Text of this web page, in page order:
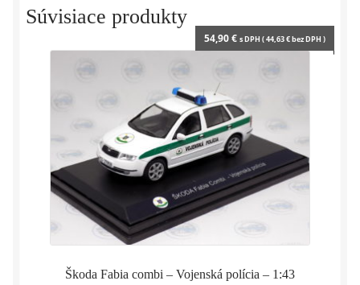
Súvisiace produkty
Škoda Fabia combi – Vojenská polícia – 1:43
54,90€ s DPH (44,63€bez DPH )